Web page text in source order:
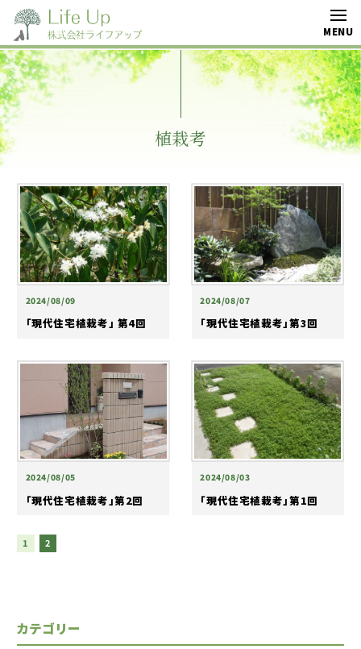
植栽考
2024/08/09
「現代住宅植栽考」 第4回
2024/08/07
「現代住宅植栽考」第3回
2024/08/05
「現代住宅植栽考」第2回
2024/08/03
「現代住宅植栽考」第1回
1 2
カテゴリー